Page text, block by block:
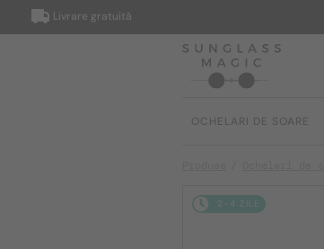
Livrare gratuită
OCHELARI DE SOARE
2-4 ZILE